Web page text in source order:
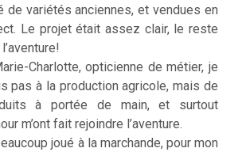
de variétés anciennes, et vendues en
Le projet était assez clair, le reste
Charlotte, opticienne de métier, je
pas à la production agricole, mais de
à portée de main, et surtout
m’ont fait rejoindre l’aventure.
joué à la marchande, pour mon